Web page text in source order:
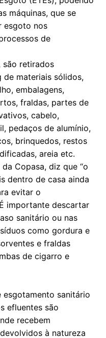
máquinas, que se
esgoto nos
de
são retirados
de materiais sólidos,
embalagens,
fraldas, partes de
cabelo,
pedaços de alumínio,
brinquedos, restos
areia etc.
Copasa, diz que “o
dentro de casa ainda
evitar o
importante descartar
sanitário ou nas
como gordura e
e fraldas
de cigarro e
esgotamento sanitário
efluentes são
recebem
à natureza